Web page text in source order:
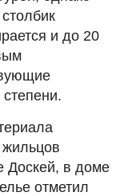
и до 20
жильцов
Доскей, в доме
отметил